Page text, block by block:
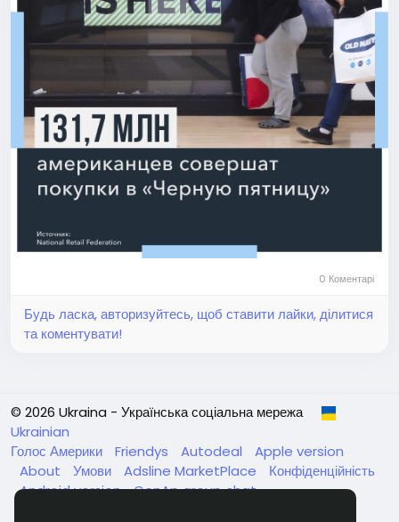
0 Коментарі
Будь ласка, авторизуйтесь, щоб ставити лайки, ділитися
та коментувати!
© 2026 Ukraina - Українська соціальна мережа
Ukrainian
Голос Америки
Friendys Autodeal
Apple version
About
Умови Adsline MarketPlace
Конфіденційність
Android version GenAp group chat